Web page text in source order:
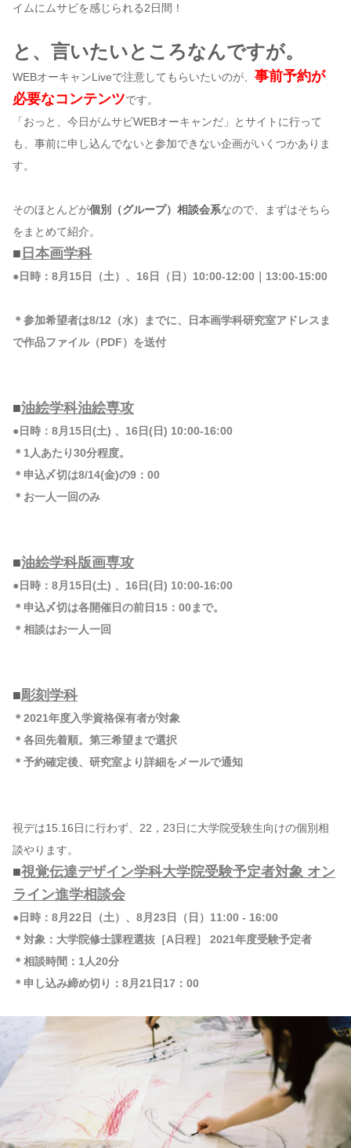
イムにムサビを感じられる2日間！
と、言いたいところなんですが。
WEBオーキャンLiveで注意してもらいたいのが、 事前予約が
必要なコンテンツです。
「おっと、今日がムサビWEBオーキャンだ」とサイトに行って
も、事前に申し込んでないと参加できない企画がいくつかありま
す。
そのほとんどが個別（グループ）相談会系なので、まずはそちら
をまとめて紹介。
■ 日本画学科
●日時：8月15日（土）、16日（日）10:00-12:00｜13:00-15:00
＊参加希望者は8/12（水）までに、日本画学科研究室アドレスま
で作品ファイル（PDF）を送付
■油絵学科油絵専攻
●日時：8月15日(土) 、16日(日) 10:00-16:00
＊1人あたり30分程度。
＊申込〆切は8/14(金)の9：00
＊お一人一回のみ
■油絵学科版画専攻
●日時：8月15日(土) 、16日(日) 10:00-16:00
＊申込〆切は各開催日の前日15：00まで。
＊相談はお一人一回
■彫刻学科
＊2021年度入学資格保有者が対象
＊各回先着順。第三希望まで選択
＊予約確定後、研究室より詳細をメールで通知
視デは15.16日に行わず、22，23日に大学院受験生向けの個別相
談やります。
■視覚伝達デザイン学科大学院受験予定者対象 オン
ライン進学相談会
●日時：8月22日（土）、8月23日（日）11:00 - 16:00
＊対象：大学院修士課程選抜［A日程］ 2021年度受験予定者
＊相談時間：1人20分
＊申し込み締め切り：8月21日17：00